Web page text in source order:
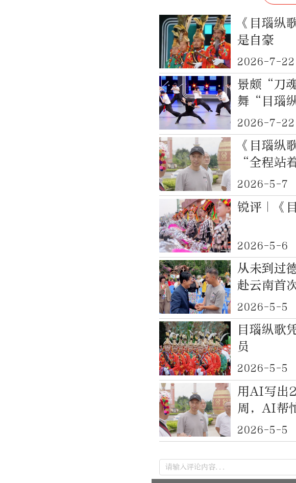
《目瑙
是自豪
2026-7-22
景颇“刀
舞“目瑙
2026-7-22
《目瑙
“全程站
2026-5-7
锐评｜《
2026-5-6
从未到过
赴云南首
2026-5-5
目瑙纵歌
员
2026-5-5
用AI写出
周，AI帮
2026-5-5